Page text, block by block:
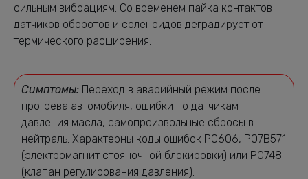
сильным вибрациям. Со временем пайка контактов
датчиков оборотов и соленоидов деградирует от
термического расширения.
Симптомы: Переход в аварийный режим после
прогрева автомобиля, ошибки по датчикам
давления масла, самопроизвольные сбросы в
нейтраль. Характерны коды ошибок P0606, P07B571
(электромагнит стояночной блокировки) или P0748
(клапан регулирования давления).